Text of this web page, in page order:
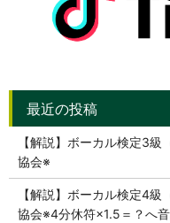
【解説】ボーカル検定3
協会※
【解説】ボーカル検定4
協会※4分休符×1.5＝？へ